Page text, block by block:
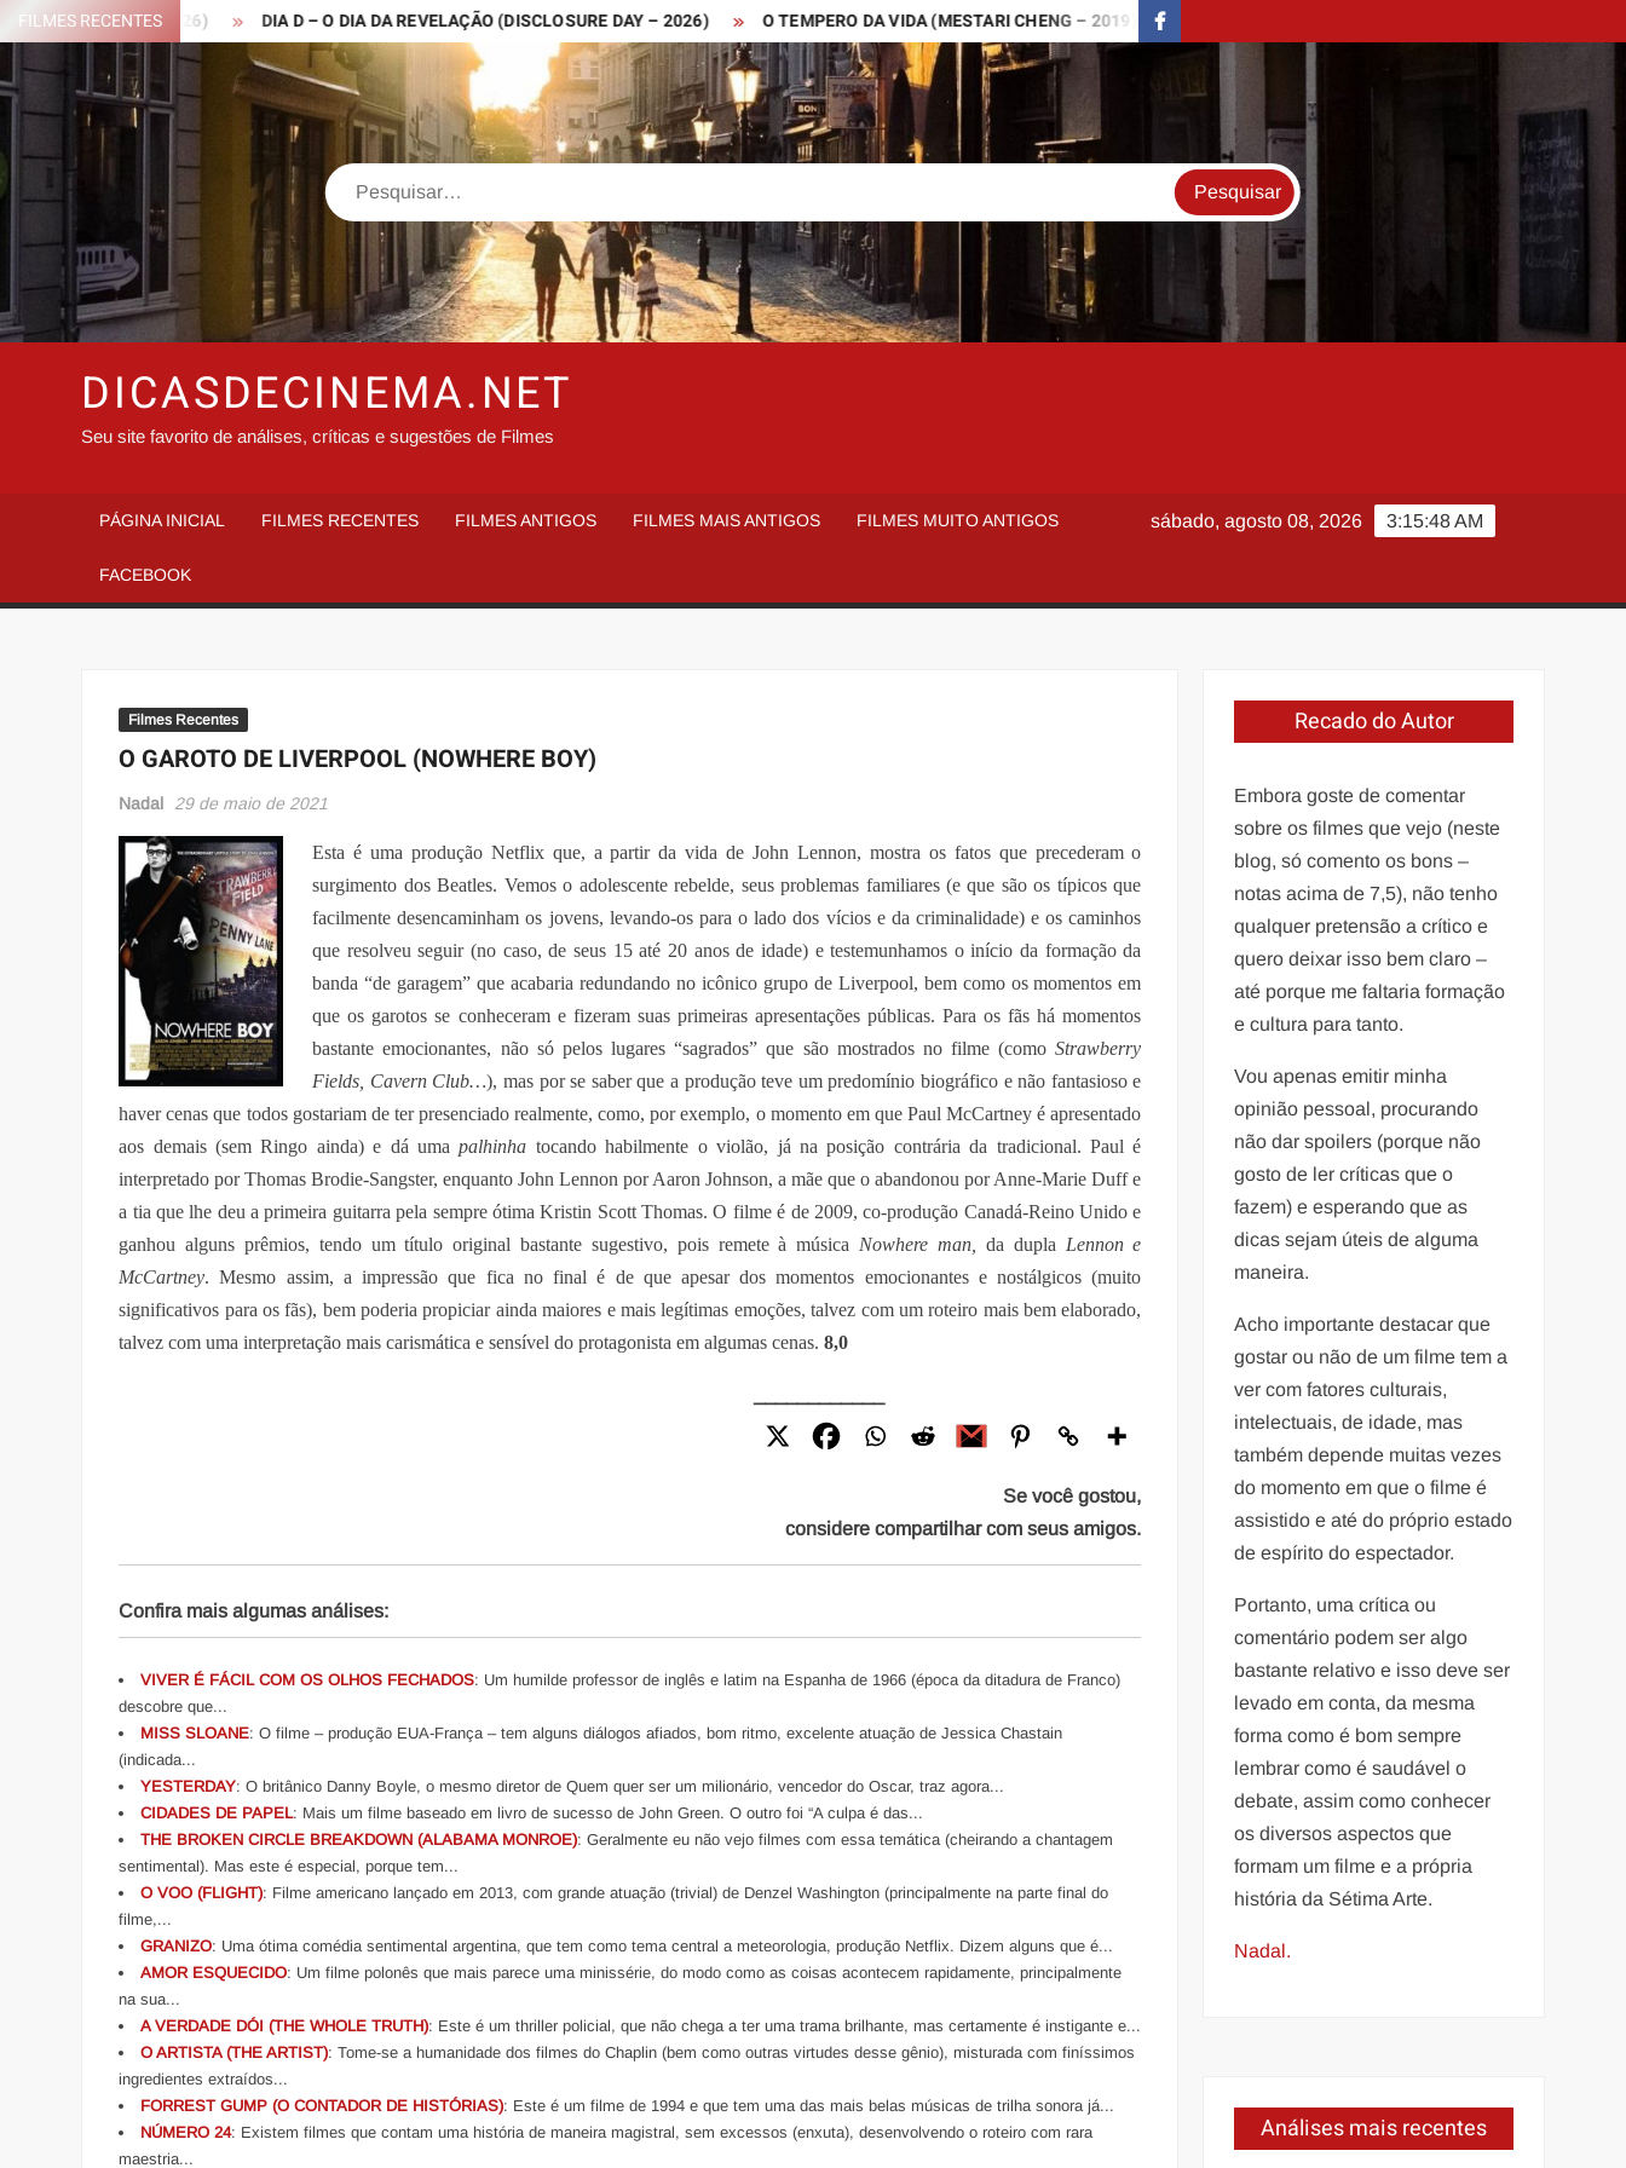
Skip
to
content
FILMES RECENTES
HOOD – 2026) DIA D – O DIA DA REVELAÇÃO (DISCLOSURE DAY – 2026) O TEMPERO DA VIDA (MESTARI CHENG – 2019) QUEIME TODAS MINHAS CARTAS (BURN ALL MY LETTERS –
FaceBook
Search
DICASDECINEMA.NET
Seu site favorito de análises, críticas e sugestões de Filmes
PÁGINA INICIAL FILMES RECENTES FILMES ANTIGOS FILMES MAIS ANTIGOS FILMES MUITO ANTIGOS
FACEBOOK
3:15:49 AM
sábado, agosto 08, 2026
Filmes Recentes
O GAROTO DE LIVERPOOL (NOWHERE BOY)
Nadal 29 de maio de 2021
Esta é uma produção Netflix que, a partir da vida de John Lennon, mostra os fatos que precederam o
surgimento dos Beatles. Vemos o adolescente rebelde, seus problemas familiares (e que são os típicos que
facilmente desencaminham os jovens, levando-os para o lado dos vícios e da criminalidade) e os caminhos
que resolveu seguir (no caso, de seus 15 até 20 anos de idade) e testemunhamos o início da formação da
banda “de garagem” que acabaria redundando no icônico grupo de Liverpool, bem como os momentos em
que os garotos se conheceram e fizeram suas primeiras apresentações públicas. Para os fãs há momentos
bastante emocionantes, não só pelos lugares “sagrados” que são mostrados no filme (comoStrawberry
Fields, Cavern Club…), mas por se saber que a produção teve um predomínio biográfico e não fantasioso e
haver cenas que todos gostariam de ter presenciado realmente, como, por exemplo, o momento em que Paul McCartney é apresentado
aos demais (sem Ringo ainda) e dá umapalhinha tocando habilmente o violão, já na posição contrária da tradicional. Paul é
interpretado por Thomas Brodie-Sangster, enquanto John Lennon por Aaron Johnson, a mãe que o abandonou por Anne-Marie Duff e
a tia que lhe deu a primeira guitarra pela sempre ótima Kristin Scott Thomas. O filme é de 2009, co-produção Canadá-Reino Unido e
ganhou alguns prêmios, tendo um título original bastante sugestivo, pois remete à música Nowhere man, da dupla Lennon e
McCartney. Mesmo assim, a impressão que fica no final é de que apesar dos momentos emocionantes e nostálgicos (muito
significativos para os fãs), bem poderia propiciar ainda maiores e mais legítimas emoções, talvez com um roteiro mais bem elaborado,
talvez com uma interpretação mais carismática e sensível do protagonista em algumas cenas.8,0
Se você gostou,
considere compartilhar com seus amigos.
Confira mais algumas análises:
VIVER É FÁCIL COM OS OLHOS FECHADOS: Um humilde professor de inglês e latim na Espanha de 1966 (época da ditadura de Franco)
descobre que...
MISS SLOANE: O filme – produção EUA-França – tem alguns diálogos afiados, bom ritmo, excelente atuação de Jessica Chastain
(indicada...
YESTERDAY: O britânico Danny Boyle, o mesmo diretor de Quem quer ser um milionário, vencedor do Oscar, traz agora...
CIDADES DE PAPEL: Mais um filme baseado em livro de sucesso de John Green. O outro foi “A culpa é das...
THE BROKEN CIRCLE BREAKDOWN (ALABAMA MONROE): Geralmente eu não vejo filmes com essa temática (cheirando a chantagem
sentimental). Mas este é especial, porque tem...
O VOO (FLIGHT): Filme americano lançado em 2013, com grande atuação (trivial) de Denzel Washington (principalmente na parte final do
filme,...
GRANIZO: Uma ótima comédia sentimental argentina, que tem como tema central a meteorologia, produção Netflix. Dizem alguns que é...
AMOR ESQUECIDO: Um filme polonês que mais parece uma minissérie, do modo como as coisas acontecem rapidamente, principalmente
na sua...
A VERDADE DÓI (THE WHOLE TRUTH): Este é um thriller policial, que não chega a ter uma trama brilhante, mas certamente é instigante e...
O ARTISTA (THE ARTIST): Tome-se a humanidade dos filmes do Chaplin (bem como outras virtudes desse gênio), misturada com finíssimos
ingredientes extraídos...
FORREST GUMP (O CONTADOR DE HISTÓRIAS): Este é um filme de 1994 e que tem uma das mais belas músicas de trilha sonora já...
NÚMERO 24: Existem filmes que contam uma história de maneira magistral, sem excessos (enxuta), desenvolvendo o roteiro com rara
maestria...
Recado do Autor
Embora goste de comentar
sobre os filmes que vejo (neste
blog, só comento os bons –
notas acima de 7,5), não tenho
qualquer pretensão a crítico e
quero deixar isso bem claro –
até porque me faltaria formação
e cultura para tanto.
Vou apenas emitir minha
opinião pessoal, procurando
não dar spoilers (porque não
gosto de ler críticas que o
fazem) e esperando que as
dicas sejam úteis de alguma
maneira.
Acho importante destacar que
gostar ou não de um filme tem a
ver com fatores culturais,
intelectuais, de idade, mas
também depende muitas vezes
do momento em que o filme é
assistido e até do próprio estado
de espírito do espectador.
Portanto, uma crítica ou
comentário podem ser algo
bastante relativo e isso deve ser
levado em conta, da mesma
forma como é bom sempre
lembrar como é saudável o
debate, assim como conhecer
os diversos aspectos que
formam um filme e a própria
história da Sétima Arte.
Nadal.
Análises mais recentes